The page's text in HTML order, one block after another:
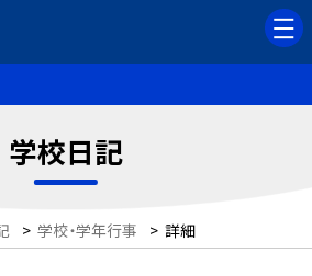
学校日記
> 学校・学年行事 > 詳細